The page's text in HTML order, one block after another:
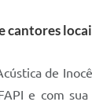
de
e com